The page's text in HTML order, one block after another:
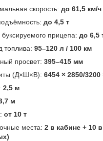
скорость: до 61,5 км/ч
до 4,5 т
прицепа: до 6,5
топлива: 95–120 л / 100 км
просвет: 395–415 мм
(Д×Ш×В): 6454 × 2850/
2,5 м
м
от 10 т
места: 2 в кабине + 10